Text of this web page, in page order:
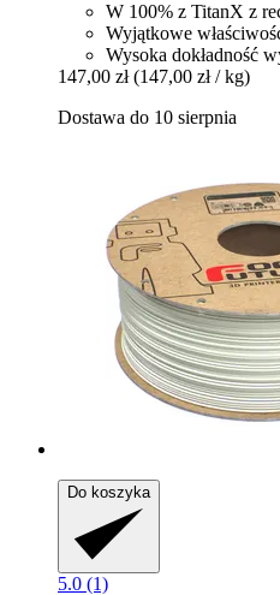
W 100% z TitanX z
Wyjątkowe
Wysoka dokładność
147,00 zł (147,00 zł / kg)
Dostawa do 10 sierpnia
Do koszyka
5.0 (1)